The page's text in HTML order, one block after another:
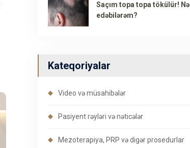
Saçım topa topa tökülür! Nə
edəbilərəm?
Kateqoriyalar
Video və müsahibələr
Pasiyent rəyləri və nəticələr
Mezoterapiya, PRP və digər prosedurlar